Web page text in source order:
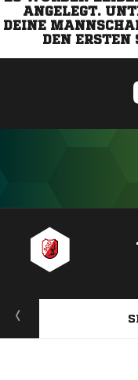
ANGELEGT.
DEINE
DEN ERSTEN